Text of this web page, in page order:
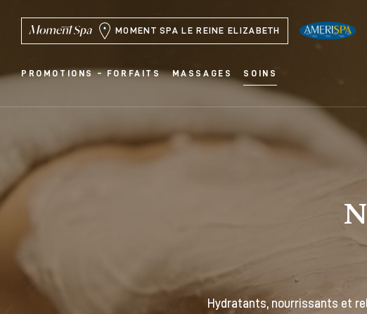
MOMENT SPA LE REINE ELIZABETH
PROMOTIONS – FORFAITS MASSAGES SOINS
Hydratants, nourrissants et